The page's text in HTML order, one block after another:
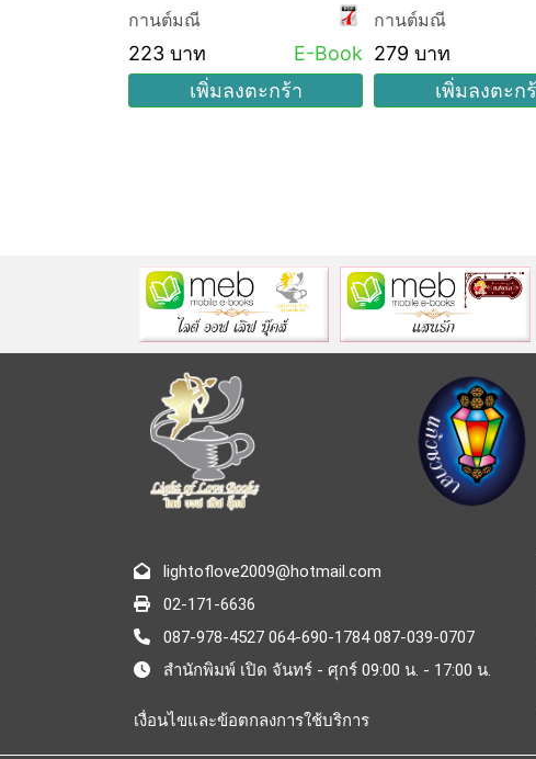
(ซีรีส์ชุด อยากรัก ลำดับที่
2)
กานต์มณี
223 บาท
E-Book
เพิ่มลงตะกร้า
กานต์มณี
279 บาท
เพิ่มลงตะก
lightoflove2009@hotmail.com
02-171-6636
087-978-4527 064-690-1784 087-039-0707
สำนักพิมพ์ เปิด จันทร์ - ศุกร์ 09:00 น. - 17:00 น.
เงื่อนไขและข้อตกลงการใช้บริการ